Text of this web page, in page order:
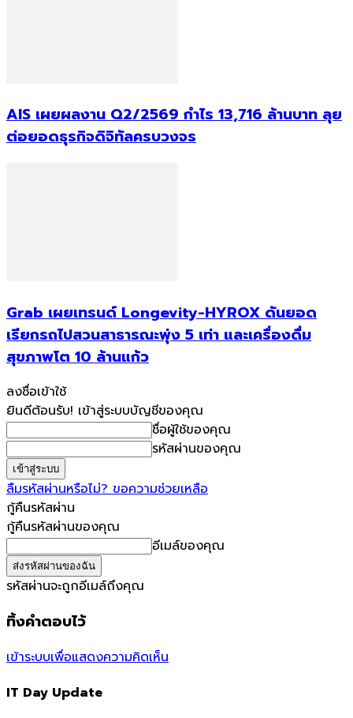
AIS เผยผลงาน Q2/2569 กำไร 13,716 ล้านบาท ลุย
ต่อยอดธุรกิจดิจิทัลครบวงจร
Grab เผยเทรนด์ Longevity-HYROX ดันยอด
เรียกรถไปสวนสาธารณะพุ่ง 5 เท่า และเครื่องดื่ม
สุขภาพโต 10 ล้านแก้ว
ลงชื่อเข้าใช้
ยินดีต้อนรับ! เข้าสู่ระบบบัญชีของคุณ
ชื่อผู้ใช้ของคุณ
รหัสผ่านของคุณ
ลืมรหัสผ่านหรือไม่? ขอความช่วยเหลือ
กู้คืนรหัสผ่าน
กู้คืนรหัสผ่านของคุณ
อีเมล์ของคุณ
รหัสผ่านจะถูกอีเมล์ถึงคุณ
ทิ้งคำตอบไว้
เข้าระบบเพื่อแสดงความคิดเห็น
IT Day Update